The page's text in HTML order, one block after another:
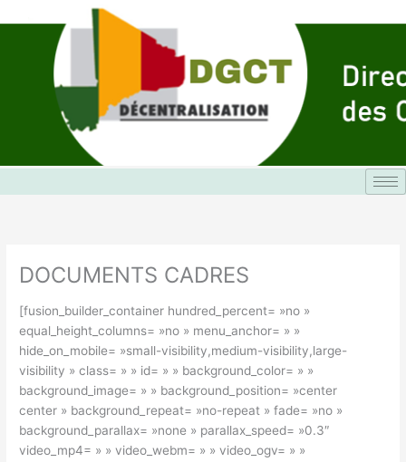
au
DOCUMENTS CADRES
[fusion_builder_container hundred_percent= »no »
equal_height_columns= »no » menu_anchor= » »
hide_on_mobile= »small-visibility,medium-visibility,large-
visibility » class= » » id= » » background_color= » »
background_image= » » background_position= »center
center » background_repeat= »no-repeat » fade= »no »
background_parallax= »none » parallax_speed= »0.3″
video_mp4= » » video_webm= » » video_ogv= » »